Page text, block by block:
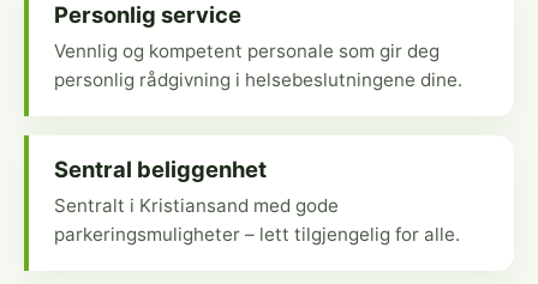
Personlig service
Vennlig og kompetent personale som gir deg
personlig rådgivning i helsebeslutningene dine.
Sentral beliggenhet
Sentralt i Kristiansand med gode
parkeringsmuligheter – lett tilgjengelig for alle.